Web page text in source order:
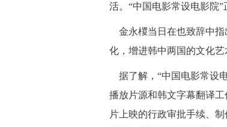
活。“中国电影常设电影院”
金永椶当日在也致辞中指
化，增进韩中两国的文化艺
据了解，“中国电影常设
播放片源和韩文字幕翻译
片上映的行政审批手续、